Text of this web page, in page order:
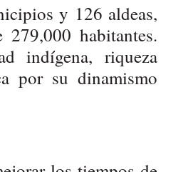
y 126 aldeas,
habitantes.
indígena, riqueza
por su dinamismo